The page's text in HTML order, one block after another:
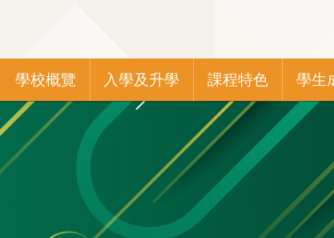
Main
navigation
學校概覽 入學及升學 課程特色 學生